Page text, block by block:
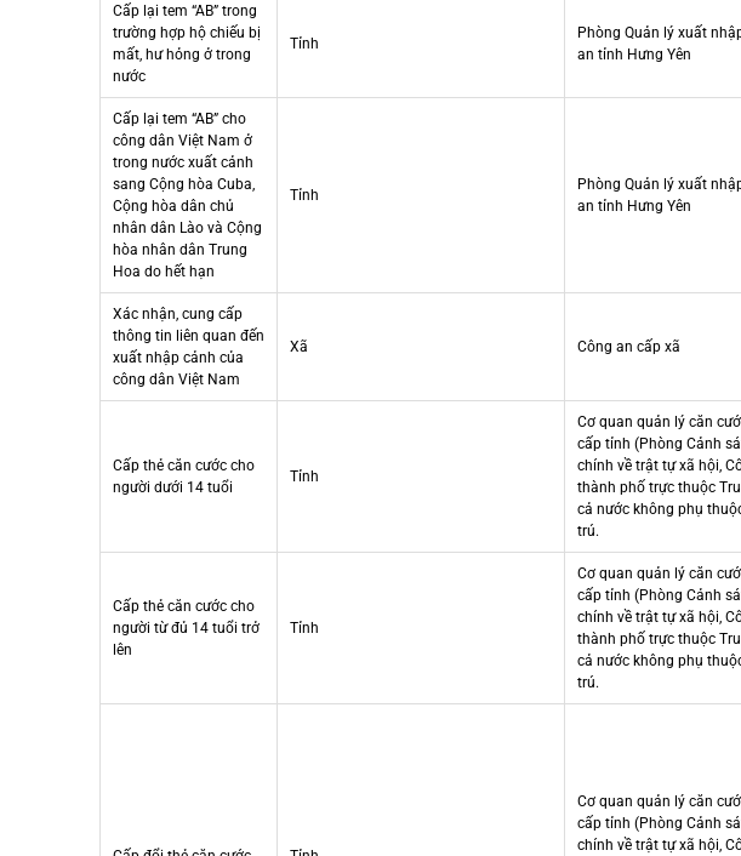
Cấp lại tem “AB” trong
trường hợp hộ chiếu bị
mất, hư hỏng ở trong
nước
Tỉnh
Phòng Quản lý xuất
an tỉnh Hưng Yên
Cấp lại tem “AB” cho
công dân Việt Nam ở
trong nước xuất cảnh
sang Cộng hòa Cuba,
Cộng hòa dân chủ
nhân dân Lào và Cộng
hòa nhân dân Trung
Hoa do hết hạn
Tỉnh
Phòng Quản lý xuất
an tỉnh Hưng Yên
Xác nhận, cung cấp
thông tin liên quan đến
xuất nhập cảnh của
công dân Việt Nam
Xã Công an cấp xã
Cấp thẻ căn cước cho
người dưới 14 tuổi
Tỉnh
Cơ quan quản lý căn
cấp tỉnh (Phòng Cảnh
chính về trật tự xã hội,
thành phố trực thuộc
cả nước không phụ
trú.
Cấp thẻ căn cước cho
người từ đủ 14 tuổi trở
lên
Tỉnh
Cơ quan quản lý căn
cấp tỉnh (Phòng Cảnh
chính về trật tự xã hội,
thành phố trực thuộc
cả nước không phụ
trú.
Cơ quan quản lý căn
cấp tỉnh (Phòng Cảnh
chính về trật tự xã hội,